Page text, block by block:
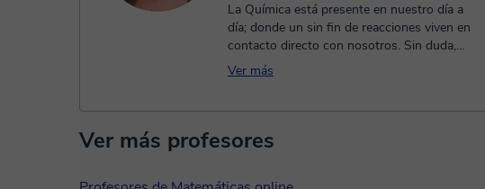
La Química está presente en nuestro día a
día; donde un sin fin de reacciones viven en
contacto directo con nosotros. Sin duda,
comprender y entender ...
Ver más
Ver más profesores